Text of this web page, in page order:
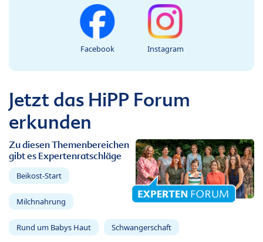
Facebook Instagram
Jetzt das HiPP Forum
erkunden
Zu diesen Themenbereichen
gibt es Expertenratschläge
Beikost-Start
Milchnahrung
Rund um Babys Haut Schwangerschaft